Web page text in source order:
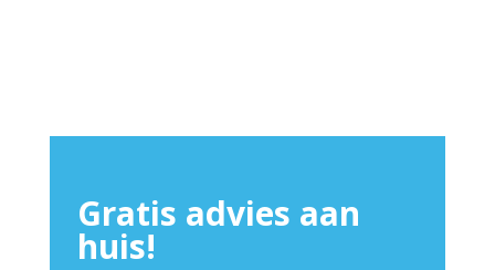
Gratis advies aan
huis!